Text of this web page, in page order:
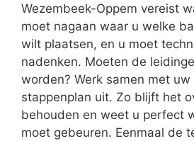
Wezembeek-Oppem vereist
moet nagaan waar u welke
wilt plaatsen, en u moet
nadenken. Moeten de
worden? Werk samen met
stappenplan uit. Zo blijft het
behouden en weet u perfect
moet gebeuren. Eenmaal de